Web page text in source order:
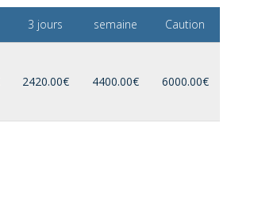
3 jours semaine Caution
2420.00€ 4400.00€ 6000.00€